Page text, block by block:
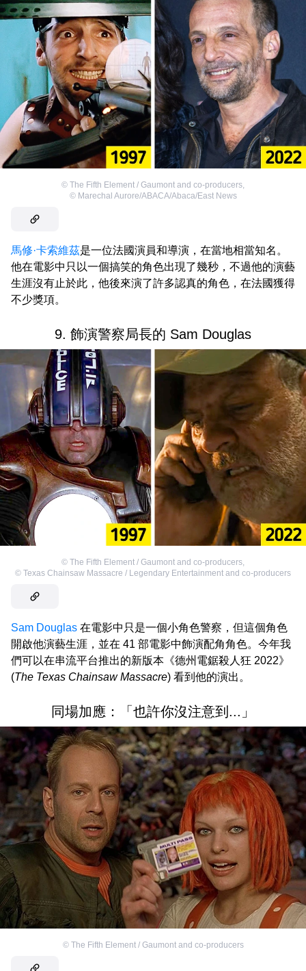
© The Fifth Element / Gaumont and co-producers,
© Marechal Aurore/ABACA/Abaca/East News
馬修·卡索維茲是一位法國演員和導演，在當地相當知名。
他在電影中只以一個搞笑的角色出現了幾秒，不過他的演藝
生涯沒有止於此，他後來演了許多認真的角色，在法國獲得
不少獎項。
9. 飾演警察局長的 Sam Douglas
© The Fifth Element / Gaumont and co-producers
© Texas Chainsaw Massacre / Legendary Entertainment and co-producers
Sam Douglas 在電影中只是一個小角色警察，但這個角色
開啟他演藝生涯，並在 41 部電影中飾演配角角色。今年我
們可以在串流平台推出的新版本《德州電鋸殺人狂 2022》
(The Texas Chainsaw Massacre) 看到他的演出。
同場加應：「也許你沒注意到...」
© The Fifth Element / Gaumont and co-producers